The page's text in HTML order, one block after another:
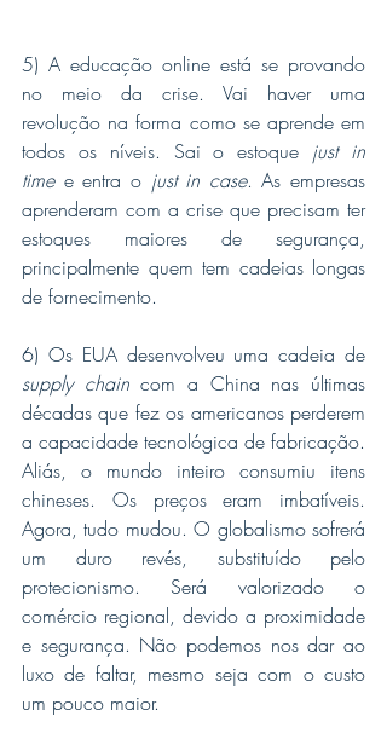
5) A educação online está se provando
no meio da crise. Vai haver uma
revolução na forma como se aprende em
todos os níveis. Sai o estoque just in
time e entra o just in case. As empresas
aprenderam com a crise que precisam ter
estoques maiores de segurança,
principalmente quem tem cadeias longas
de fornecimento.
supply chain com a China nas últimas
décadas que fez os americanos perderem
a capacidade tecnológica de fabricação.
Aliás, o mundo inteiro consumiu itens
chineses. Os preços eram imbatíveis.
Agora, tudo mudou. O globalismo sofrerá
um duro revés, substituído pelo
protecionismo. Será valorizado o
comércio regional, devido a proximidade
e segurança. Não podemos nos dar ao
luxo de faltar, mesmo seja com o custo
um pouco maior.